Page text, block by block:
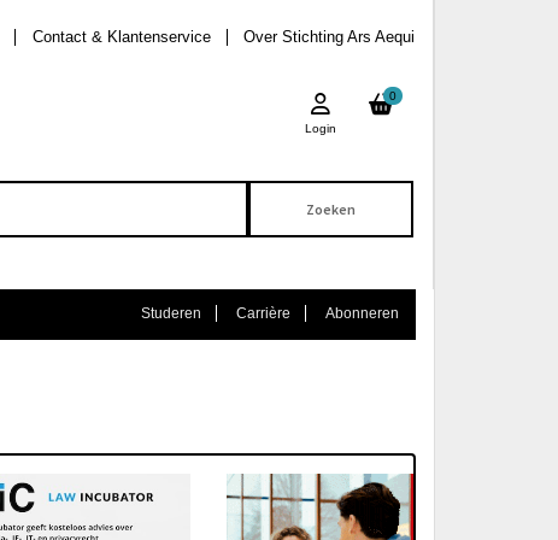
Over Stichting Ars Aequi
Contact & Klantenservice
0
Login
Studeren Carrière Abonneren